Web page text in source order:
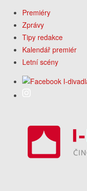
Premiéry
Zprávy
Tipy redakce
Kalendář premiér
Letní scény